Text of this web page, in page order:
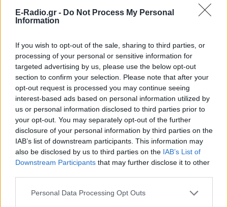
E-Radio.gr - Do Not Process My Personal
Information
If you wish to opt-out of the sale, sharing to third parties, or
processing of your personal or sensitive information for
targeted advertising by us, please use the below opt-out
section to confirm your selection. Please note that after your
opt-out request is processed you may continue seeing
interest-based ads based on personal information utilized by
us or personal information disclosed to third parties prior to
your opt-out. You may separately opt-out of the further
disclosure of your personal information by third parties on the
IAB’s list of downstream participants. This information may
also be disclosed by us to third parties on the IAB’s List of
Downstream Participants that may further disclose it to other
Personal Data Processing Opt Outs
Μυστράς: «Δεν ήταν οικονομικό
το κίνητρο» υποστηρίζει ο
καταψύκτη
ΠΡΙΝ 11 ΏΡΕΣ
Ο ίδιος δήλωσε ότι ο πελάτης του είχε
μια εξαιρετικά έντονη συναισθηματική
εξάρτηση από τους γονείς του
Βόλος: 26χρονος απείλησε να
σφάξει τη μητέρα του και
χτύπησε τον αδελφό του για το
πρωινό
ΠΡΙΝ 11 ΏΡΕΣ
Τα προβλήματα ξεκίνησαν μετά την